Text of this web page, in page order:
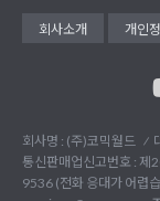
회사소개 개인
회사명 : (주)코믹월드
통신판매업신고번호 :
9536 (전화 응대가 어렵